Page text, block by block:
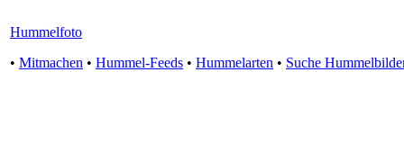
Hummelfoto
• Mitmachen • Hummel-Feeds • Hummelarten • Suche